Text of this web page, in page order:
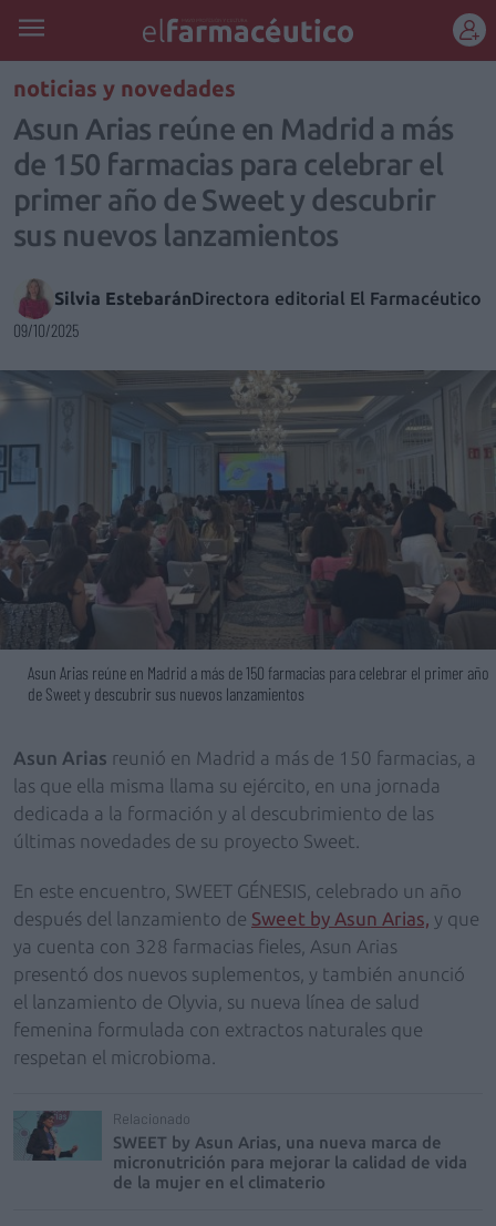
REGÍSTRATE
noticias y novedades
Asun Arias reúne en Madrid a más
de 150 farmacias para celebrar el
primer año de Sweet y descubrir
sus nuevos lanzamientos
Silvia EstebaránDirectora editorial El Farmacéutico
09/10/2025
Asun Arias reúne en Madrid a más de 150 farmacias para celebrar el primer año
de Sweet y descubrir sus nuevos lanzamientos
Asun Arias reunió en Madrid a más de 150 farmacias, a
las que ella misma llama su ejército, en una jornada
dedicada a la formación y al descubrimiento de las
últimas novedades de su proyecto Sweet.
En este encuentro, SWEET GÉNESIS, celebrado un año
después del lanzamiento de Sweet by Asun Arias, y que
ya cuenta con 328 farmacias fieles, Asun Arias
presentó dos nuevos suplementos, y también anunció
el lanzamiento de Olyvia, su nueva línea de salud
femenina formulada con extractos naturales que
respetan el microbioma.
Relacionado
SWEET by Asun Arias, una nueva marca de
micronutrición para mejorar la calidad de vida
de la mujer en el climaterio